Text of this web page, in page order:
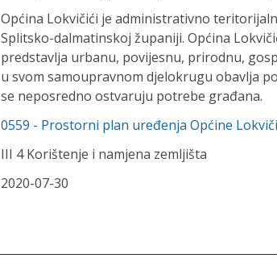
Općina Lokvičići je administrativno
Splitsko-dalmatinskoj županiji. Općina
predstavlja urbanu, povijesnu, prirodnu,
u svom samoupravnom djelokrugu obavlja
se neposredno ostvaruju potrebe građana.
0559 - Prostorni plan uređenja Općine
III 4 Korištenje i namjena zemljišta
2020-07-30